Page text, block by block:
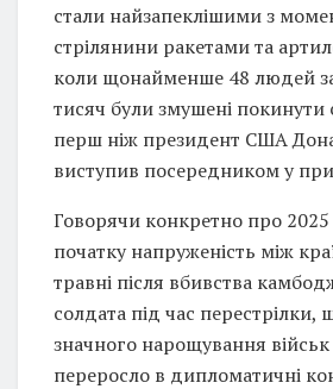
стали найзапеклішими з
стрілянини ракетами та
коли щонайменше 48 людей
тисяч були змушені покинути
перш ніж президент США
виступив посередником у
Говорячи конкретно про 2025
початку напруженість між
травні після вбивства
солдата під час
значного нарощування
переросло в дипломатичні